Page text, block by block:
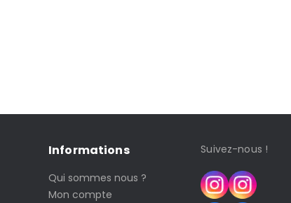
Informations
Qui sommes nous ?
Mon compte
Suivez-nous !